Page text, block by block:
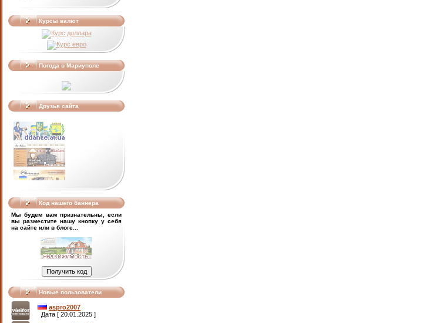
Курсы валют
Погода в Мариуполе
Друзья сайта
Код нашего баннера
Мы будем вам признательны, если
вы разместите нашу кнопку у себя
на сайте или в блоге...
Новые пользователи
aspro2007
Дата [ 20.01.2025 ]